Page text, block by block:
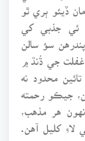
ڏيئو ٻري ٿو
ئي جذبي کي
سؤ سالن
غفلت جي ڌُنڌ ۾
محدود نه
جيڪو رحمته
هر مذهب،
کليل آهن.